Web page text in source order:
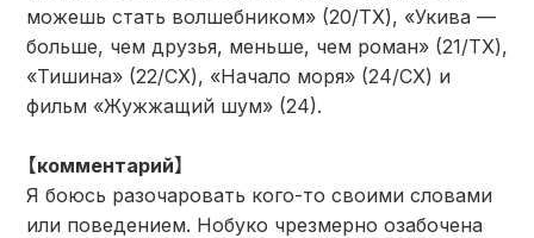
можешь стать волшебником» (20/TX), «Укива —
больше, чем друзья, меньше, чем роман» (21/TX),
«Тишина» (22/CX), «Начало моря» (24/CX) и
фильм «Жужжащий шум» (24).
【комментарий】
Я боюсь разочаровать кого-то своими словами
или поведением. Нобуко чрезмерно озабочена